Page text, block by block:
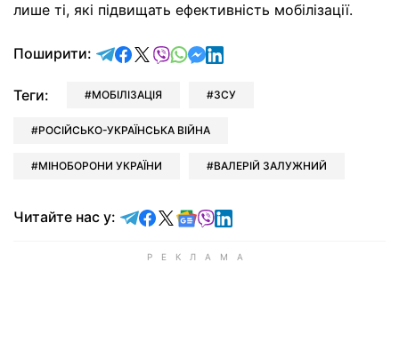
лише ті, які підвищать ефективність мобілізації.
Поширити: відправити у Telegram
поділитись у Facebook
поділитись у X
відправити у Viber
відправити у Whatsapp
відправити у Messenger
відправити у LinkedIn
Теги: МОБІЛІЗАЦІЯ ЗСУ
РОСІЙСЬКО-УКРАЇНСЬКА ВІЙНА
МІНОБОРОНИ УКРАЇНИ ВАЛЕРІЙ ЗАЛУЖНИЙ
Читайте нас у: Читайте у Telegram
Читайте у Facebook
Читайте у X
Читайте у Google news
Читайте у Viber
Читайте у LinkedIn